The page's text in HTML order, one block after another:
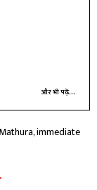
और भी पढ़ें...
immediate